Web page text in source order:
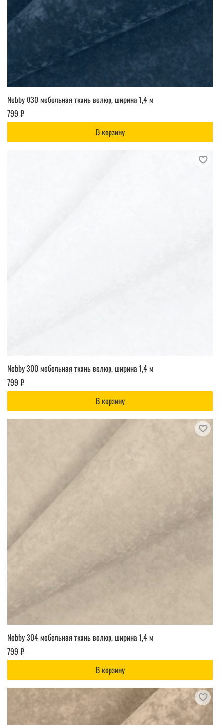
Nebby 030 мебельная ткань велюр, ширина 1,4 м
799 ₽
В корзину
Nebby 300 мебельная ткань велюр, ширина 1,4 м
799 ₽
В корзину
Nebby 304 мебельная ткань велюр, ширина 1,4 м
799 ₽
В корзину